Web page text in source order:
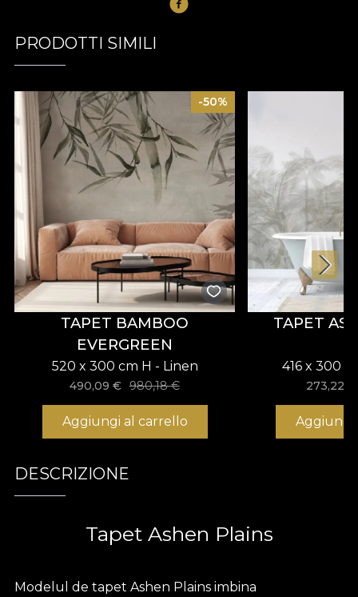
PRODOTTI SIMILI
-50%
TAPET BAMBOO
EVERGREEN
520 x 300 cm H - Linen
490,09€ 980,18€
Aggiungi al carrello
TAPET
416 x 300
273,22
Aggiungi
DESCRIZIONE
Tapet Ashen Plains
Modelul de tapet Ashen Plains imbina